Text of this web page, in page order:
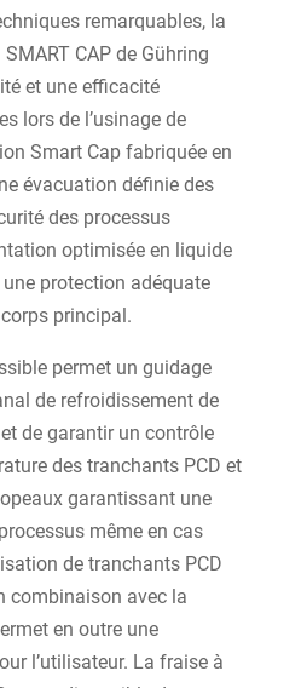
remarquables, la
CAP de Gühring
et une efficacité
lors de l’usinage de
Smart Cap fabriquée en
évacuation définie des
des processus
optimisée en liquide
protection adéquate
principal.
permet un guidage
de refroidissement de
de garantir un contrôle
des tranchants PCD et
garantissant une
même en cas
de tranchants PCD
combinaison avec la
en outre une
l’utilisateur. La fraise à